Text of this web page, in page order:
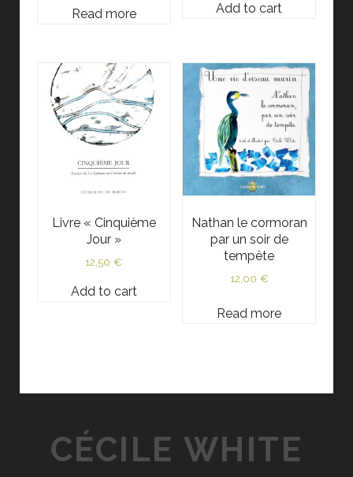
Read more Add to cart
Livre « Cinquième
Jour »
12,50€
Add to cart
Nathan le cormoran
par un soir de
tempête
12,00 €
Read more
CÉCILE WHITE